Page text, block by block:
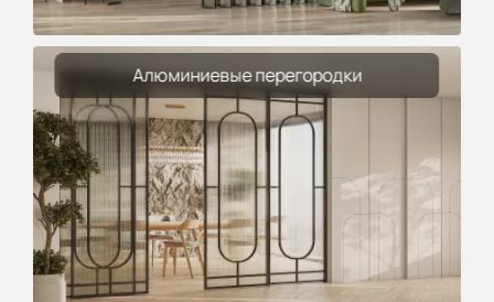
Алюминиевые перегородки